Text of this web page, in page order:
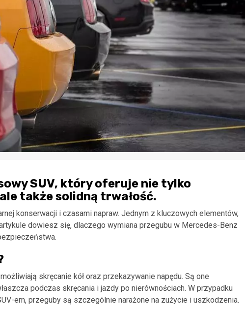
SUV, który oferuje nie tylko
także solidną trwałość.
konserwacji i czasami napraw. Jednym z kluczowych elementów,
dowiesz się, dlaczego wymiana przegubu w Mercedes-Benz
skręcanie kół oraz przekazywanie napędu. Są one
podczas skręcania i jazdy po nierównościach. W przypadku
em, przeguby są szczególnie narażone na zużycie i uszkodzenia.